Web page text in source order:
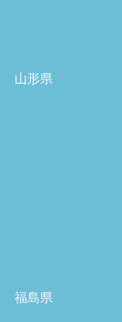
山形県
福島県